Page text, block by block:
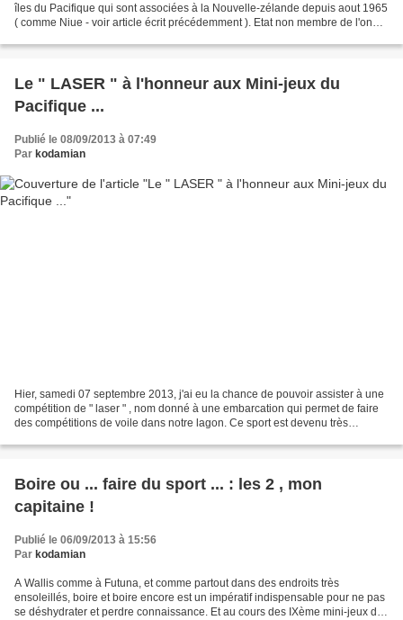
îles du Pacifique qui sont associées à la Nouvelle-zélande depuis aout 1965
( comme Niue - voir article écrit précédemment ). Etat non membre de l'onu
Le " LASER " à l'honneur aux Mini-jeux du
Pacifique ...
Publié le 08/09/2013 à 07:49
Par kodamian
Hier, samedi 07 septembre 2013, j'ai eu la chance de pouvoir assister à une
compétition de " laser " , nom donné à une embarcation qui permet de faire
des compétitions de voile dans notre lagon. Ce sport est devenu très
Boire ou ... faire du sport ... : les 2 , mon
capitaine !
Publié le 06/09/2013 à 15:56
Par kodamian
A Wallis comme à Futuna, et comme partout dans des endroits très
ensoleillés, boire et boire encore est un impératif indispensable pour ne pas
se déshydrater et perdre connaissance. Et au cours des IXème mini-jeux du